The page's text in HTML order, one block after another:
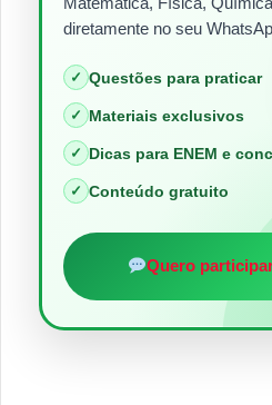
diretamente no seu
✓ Questões para praticar
✓ Materiais exclusivos
✓ Dicas para ENEM e
✓ Conteúdo gratuito
Quero